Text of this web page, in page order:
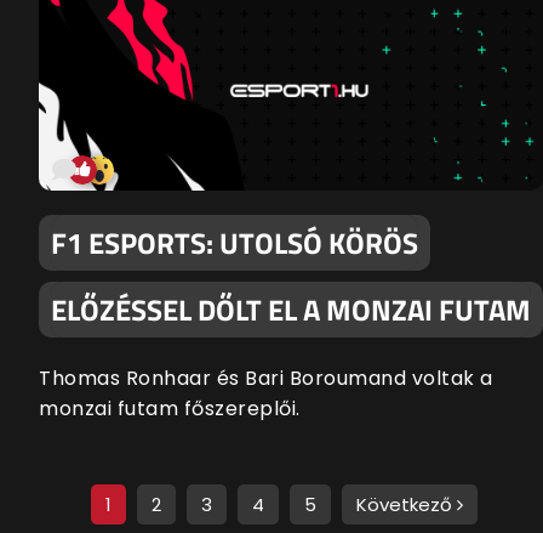
F1 ESPORTS: UTOLSÓ KÖRÖS
ELŐZÉSSEL DŐLT EL A MONZAI FUTAM
Thomas Ronhaar és Bari Boroumand voltak a
monzai futam főszereplői.
1 2 3 4 5 Következő